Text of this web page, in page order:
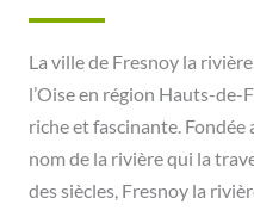
La ville de Fresnoy la
l’Oise en région Hauts-de-
riche et fascinante. Fondée
nom de la rivière qui la
des siècles, Fresnoy la